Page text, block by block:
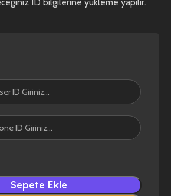
Sepete Ekle